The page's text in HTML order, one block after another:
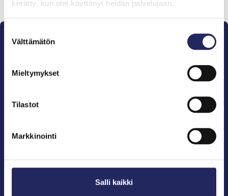
kerätty, kun olet käyttänyt heidän palvelujaan.
valinta
Välttämätön
Mieltymykset
Tilastot
Markkinointi
Salli kaikki
sukupolville.
John Nurmisen Säätiö on Itämeren suojelija, meren
merikirjallisuuden kustantaja.
John Nurmisen Säätiö sr.